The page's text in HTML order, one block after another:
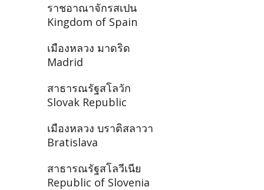
ราชอาณาจักรสเปน
Kingdom of Spain
เมืองหลวง มาดริด
Madrid
สาธารณรัฐสโลวัก
Slovak Republic
เมืองหลวง บราติสลาวา
Bratislava
สาธารณรัฐสโลวีเนีย
Republic of Slovenia